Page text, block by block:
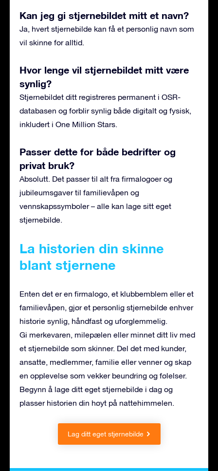
Kan jeg gi stjernebildet mitt et navn?
Ja, hvert stjernebilde kan få et personlig navn som
vil skinne for alltid.
Hvor lenge vil stjernebildet mitt være
synlig?
Stjernebildet ditt registreres permanent i OSR-
databasen og forblir synlig både digitalt og fysisk,
inkludert i One Million Stars.
Passer dette for både bedrifter og
privat bruk?
Absolutt. Det passer til alt fra firmalogoer og
jubileumsgaver til familievåpen og
vennskapssymboler – alle kan lage sitt eget
stjernebilde.
La historien din skinne
blant stjernene
Enten det er en firmalogo, et klubbemblem eller et
familievåpen, gjør et personlig stjernebilde enhver
historie synlig, håndfast og uforglemmelig.
Gi merkevaren, milepælen eller minnet ditt liv med
et stjernebilde som skinner. Del det med kunder,
ansatte, medlemmer, familie eller venner og skap
en opplevelse som vekker beundring og følelser.
Begynn å lage ditt eget stjernebilde i dag og
plasser historien din høyt på nattehimmelen.
Lag ditt eget stjernebilde